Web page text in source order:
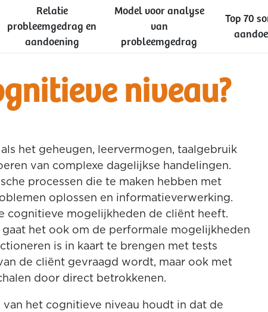
Relatie
probleemgedrag en
aandoening
Model voor analyse
van
probleemgedrag
Top 70
niveau?
het geheugen, leervermogen, taalgebruik
van complexe dagelijkse handelingen.
processen die te maken hebben met
oplossen en informatieverwerking.
cognitieve mogelijkheden de cliënt heeft.
het ook om de performale mogelijkheden
is in kaart te brengen met tests
de cliënt gevraagd wordt, maar ook met
door direct betrokkenen.
het cognitieve niveau houdt in dat de